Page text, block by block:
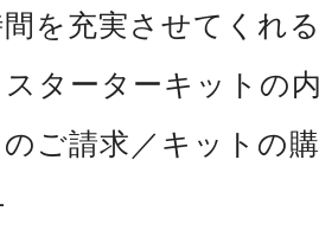
を充実させてくれ
ターターキットの
ご請求／キットの